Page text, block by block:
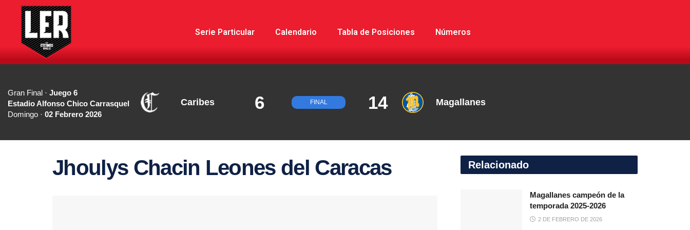
Serie Particular Calendario Tabla de Posiciones Números
Gran Final · Juego 6
Estadio Alfonso Chico Carrasquel
Domingo · 02 Febrero 2026
Caribes 6 FINAL 14 Magallanes
Jhoulys Chacin Leones del Caracas Relacionado
Magallanes campeón de la
temporada 2025-2026
2 DE FEBRERO DE 2026